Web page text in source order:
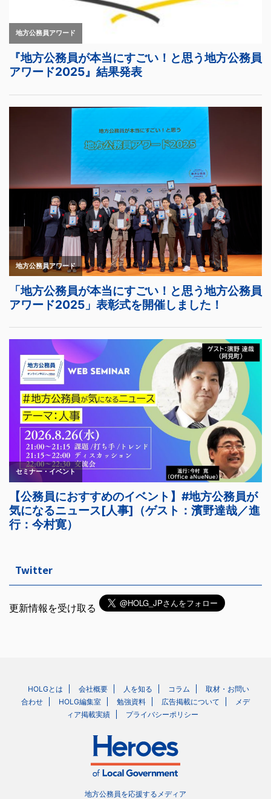
Twitter
更新情報を受け取る
HOLGとは 会社概要 人を知る コラム
取材・お問い
合わせ
HOLG編集室 勉強資料 広告掲載について
メデ
ィア掲載実績
プライバシーポリシー
地方公務員を応援するメディア